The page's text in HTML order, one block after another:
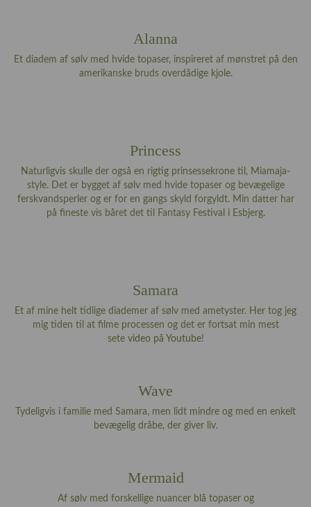
Alanna
Et diadem af sølv med hvide topaser, inspireret af mønstret på den
amerikanske bruds overdådige kjole.
Princess
Naturligvis skulle der også en rigtig prinsessekrone til, Miamaja-
style. Det er bygget af sølv med hvide topaser og bevægelige
ferskvandsperler og er for en gangs skyld forgyldt. Min datter har
på fineste vis båret det til Fantasy Festival i Esbjerg.
Samara
Et af mine helt tidlige diademer af sølv med ametyster. Her tog jeg
mig tiden til at filme processen og det er fortsat min mest
sete video på Youtube!
Wave
Tydeligvis i familie med Samara, men lidt mindre og med en enkelt
bevægelig dråbe, der giver liv.
Mermaid
Af sølv med forskellige nuancer blå topaser og